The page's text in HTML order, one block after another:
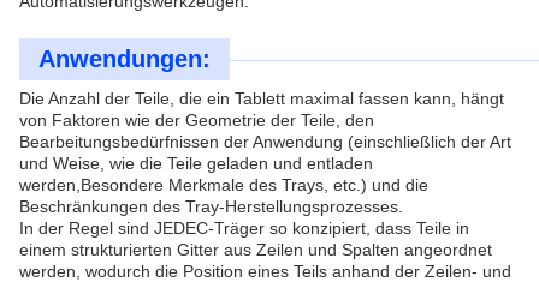
Anwendungen:
Die Anzahl der Teile, die ein Tablett maximal fassen kann, hängt
von Faktoren wie der Geometrie der Teile, den
Bearbeitungsbedürfnissen der Anwendung (einschließlich der Art
und Weise, wie die Teile geladen und entladen
werden,Besondere Merkmale des Trays, etc.) und die
Beschränkungen des Tray-Herstellungsprozesses.
In der Regel sind JEDEC-Träger so konzipiert, dass Teile in
einem strukturierten Gitter aus Zeilen und Spalten angeordnet
werden, wodurch die Position eines Teils anhand der Zeilen- und